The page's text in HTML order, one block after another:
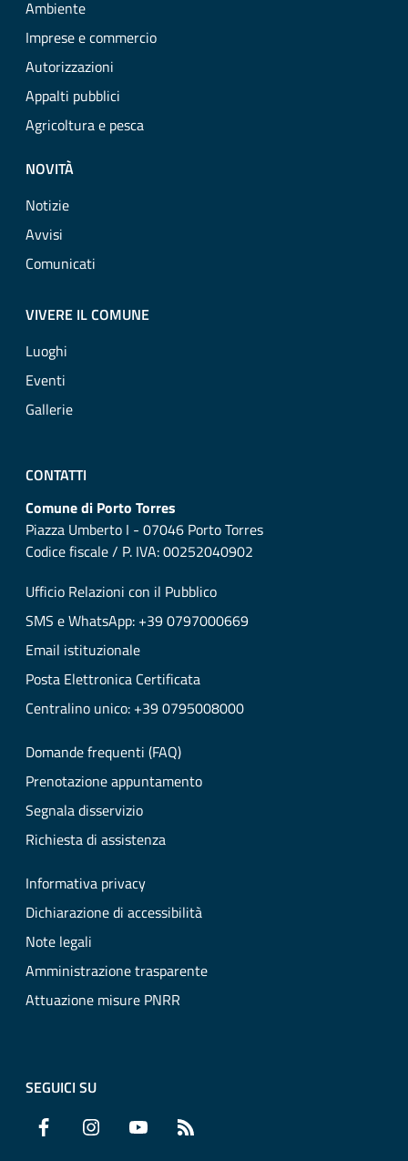
Ambiente
Imprese e commercio
Autorizzazioni
Appalti pubblici
Agricoltura e pesca
NOVITÀ
Notizie
Avvisi
Comunicati
VIVERE IL COMUNE
Luoghi
Eventi
Gallerie
CONTATTI
Comune di Porto Torres
Piazza Umberto I - 07046 Porto Torres
Codice fiscale / P. IVA: 00252040902
Ufficio Relazioni con il Pubblico
SMS e WhatsApp: +39 0797000669
Email istituzionale
Posta Elettronica Certificata
Centralino unico: +39 0795008000
Domande frequenti (FAQ)
Prenotazione appuntamento
Segnala disservizio
Richiesta di assistenza
Informativa privacy
Dichiarazione di accessibilità
Note legali
Amministrazione trasparente
Attuazione misure PNRR
SEGUICI SU
Facebook Instagram YouTube